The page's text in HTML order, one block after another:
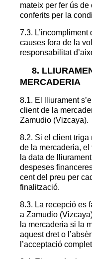
mateix per fer ús
conferits per la
7.3.
causes fora de la
responsabilitat
8.
MERCADERIA
8.1. El lliurament
client de la
Zamudio (Vizcaya).
8.2. Si el client triga
de la mercaderia,
la data de
despeses
cent del preu per
finalització.
8.3. La recepció es
a Zamudio
la mercaderia si la
aquest dret o
l’acceptació